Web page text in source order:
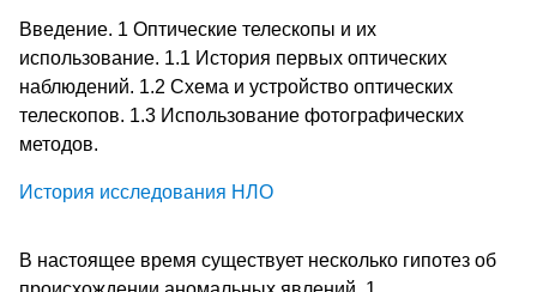
Введение. 1 Оптические телескопы и их
использование. 1.1 История первых оптических
наблюдений. 1.2 Схема и устройство оптических
телескопов. 1.3 Использование фотографических
методов.
История исследования НЛО
В настоящее время существует несколько гипотез об